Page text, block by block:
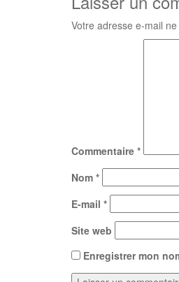
Votre adresse e-mail
Commentaire *
Nom *
E-mail *
Site web
Enregistrer mon